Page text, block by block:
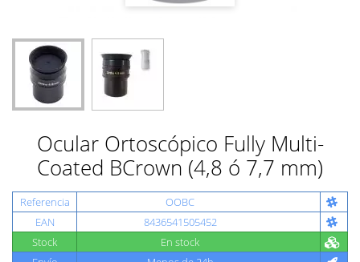
Ocular Ortoscópico Fully Multi-
Coated BCrown (4,8 ó 7,7 mm)
Referencia
OOBC
EAN
8436541505452
Stock
En stock